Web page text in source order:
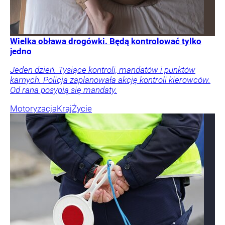
Wielka obława drogówki. Będą kontrolować tylko
jedno
Jeden dzień. Tysiące kontroli, mandatów i punktów
karnych. Policja zaplanowała akcję kontroli kierowców.
Od rana posypią się mandaty.
MotoryzacjaKrajŻycie